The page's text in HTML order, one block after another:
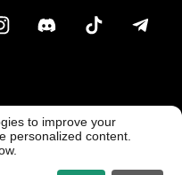
@ Freedx 2026
to improve your
personalized content.